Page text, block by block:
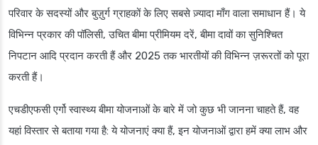
परिवार के सदस्यों और बुज़ुर्ग ग्राहकों के लिए सबसे ज़्यादा माँग वाला समाधान हैं। ये
विभिन्न प्रकार की पॉलिसी, उचित बीमा प्रीमियम दरें, बीमा दावों का सुनिश्चित
निपटान आदि प्रदान करती हैं और 2025 तक भारतीयों की विभिन्न ज़रूरतों को पूरा
करती हैं।
एचडीएफसी एर्गो स्वास्थ्य बीमा योजनाओं के बारे में जो कुछ भी जानना चाहते हैं, वह
यहां विस्तार से बताया गया है: ये योजनाएं क्या हैं, इन योजनाओं द्वारा हमें क्या लाभ और